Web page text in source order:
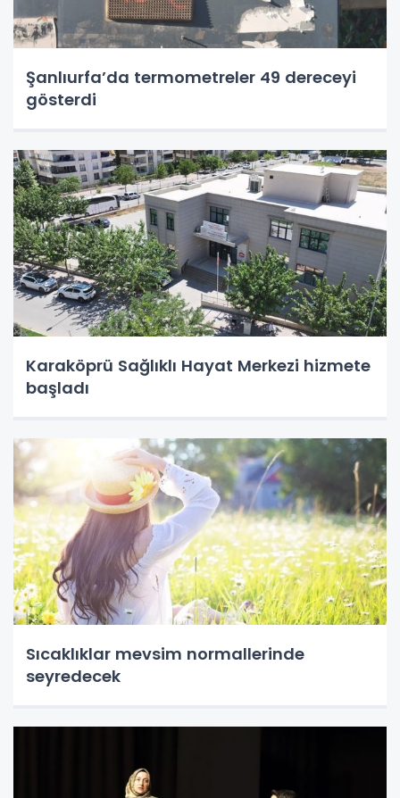
Şanlıurfa’da termometreler 49 dereceyi
gösterdi
Karaköprü Sağlıklı Hayat Merkezi hizmete
başladı
Sıcaklıklar mevsim normallerinde
seyredecek